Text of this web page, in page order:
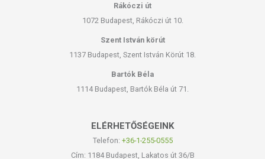
Rákóczi út
1072 Budapest, Rákóczi út 10.
Szent István körút
1137 Budapest, Szent István Körút 18.
Bartók Béla
1114 Budapest, Bartók Béla út 71.
ELÉRHETŐSÉGEINK
Telefon: +36-1-255-0555
Cím: 1184 Budapest, Lakatos út 36/B